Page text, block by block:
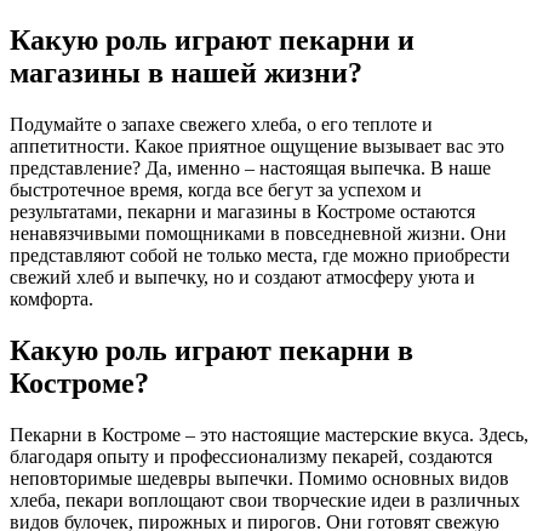
Какую роль играют пекарни и
магазины в нашей жизни?
Подумайте о запахе свежего хлеба, о его теплоте и
аппетитности. Какое приятное ощущение вызывает вас это
представление? Да, именно – настоящая выпечка. В наше
быстротечное время, когда все бегут за успехом и
результатами, пекарни и магазины в Костроме остаются
ненавязчивыми помощниками в повседневной жизни. Они
представляют собой не только места, где можно приобрести
свежий хлеб и выпечку, но и создают атмосферу уюта и
комфорта.
Какую роль играют пекарни в
Костроме?
Пекарни в Костроме – это настоящие мастерские вкуса. Здесь,
благодаря опыту и профессионализму пекарей, создаются
неповторимые шедевры выпечки. Помимо основных видов
хлеба, пекари воплощают свои творческие идеи в различных
видов булочек, пирожных и пирогов. Они готовят свежую